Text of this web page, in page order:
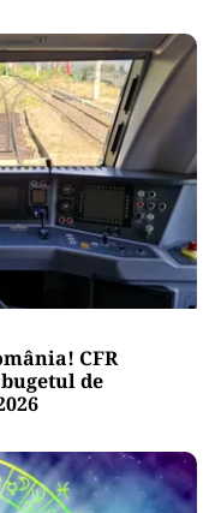
CFR
de